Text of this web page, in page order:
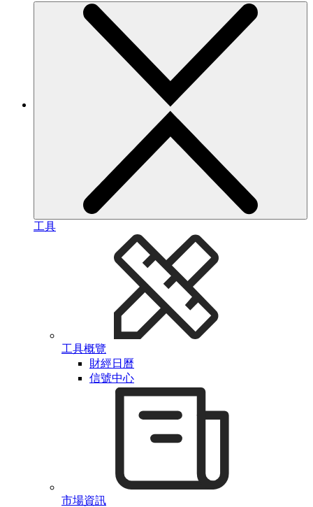
工具
工具概覽
財經日曆
信號中心
市場資訊